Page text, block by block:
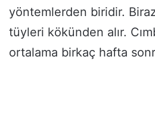
yöntemlerden biridir.
tüyleri kökünden alır.
ortalama birkaç hafta